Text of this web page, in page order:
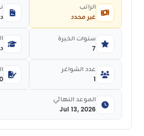
غير محدد
الراتب
7
سنوات الخبرة
1
عدد الشواغر
0
Jul 13, 2026
الموعد النهائي